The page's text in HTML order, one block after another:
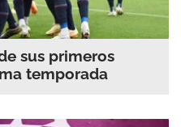
sus primeros
temporada